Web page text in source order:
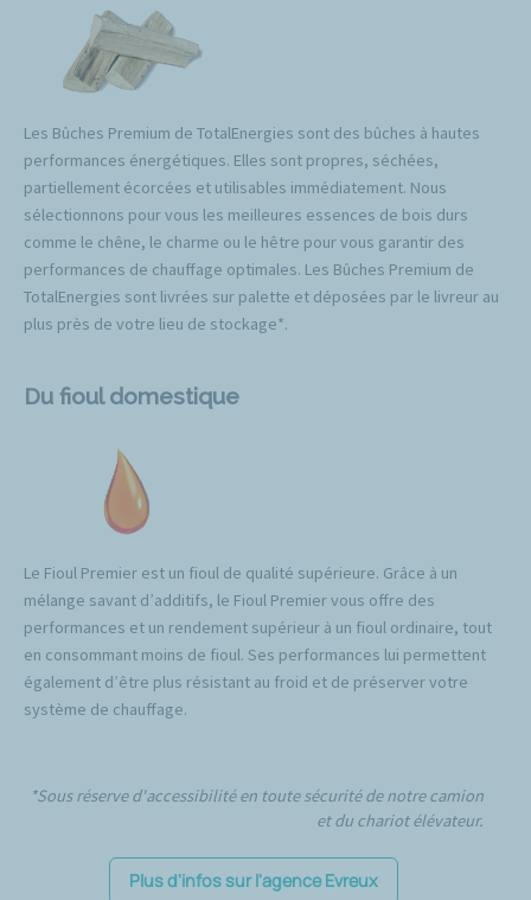
Les Bûches Premium de TotalEnergies sont des bûches à hautes
performances énergétiques. Elles sont propres, séchées,
partiellement écorcées et utilisables immédiatement. Nous
sélectionnons pour vous les meilleures essences de bois durs
comme le chêne, le charme ou le hêtre pour vous garantir des
performances de chauffage optimales. Les Bûches Premium de
TotalEnergies sont livrées sur palette et déposées par le livreur au
plus près de votre lieu de stockage*.
Du fioul domestique
Le Fioul Premier est un fioul de qualité supérieure. Grâce à un
mélange savant d’additifs, le Fioul Premier vous offre des
performances et un rendement supérieur à un fioul ordinaire, tout
en consommant moins de fioul. Ses performances lui permettent
également d’être plus résistant au froid et de préserver votre
système de chauffage.
*Sous réserve d'accessibilité en toute sécurité de notre camion
et du chariot élévateur.
Plus d'infos sur l'agence Evreux